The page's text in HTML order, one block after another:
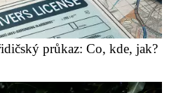
průkaz: Co, kde, jak?